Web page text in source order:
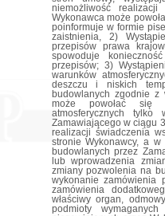
niemożliwość
Wykonawca może
poinformuje w formie
zaistnienia, 2)
przepisów prawa
spowoduje
przepisów; 3)
warunków
deszczu i niskich
budowlanych zgodnie z
może powołać się
atmosferycznych
Zamawiającego w ciągu
realizacji świadczenia
stronie Wykonawcy, a
budowlanych przez
lub wprowadzenia
zmiany pozwolenia na
wykonanie zamówienia
zamówienia
właściwy organ,
podmioty